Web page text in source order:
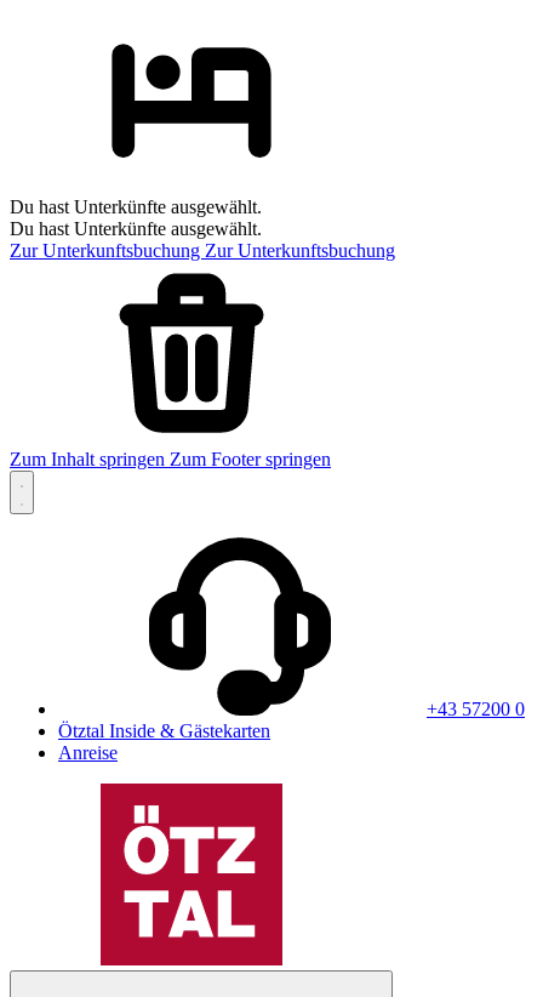
Du hast Unterkünfte ausgewählt.
Du hast Unterkünfte ausgewählt.
Zur Unterkunftsbuchung Zur Unterkunftsbuchung
Zum Inhalt springen Zum Footer springen
+43 57200 0
Ötztal Inside & Gästekarten
Anreise